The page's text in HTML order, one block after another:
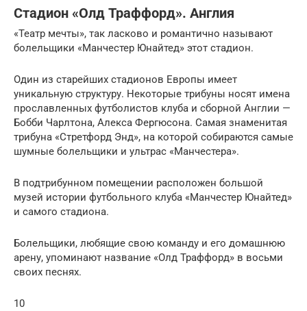
Стадион «Олд Траффорд». Англия
«Театр мечты», так ласково и романтично называют
болельщики «Манчестер Юнайтед» этот стадион.
Один из старейших стадионов Европы имеет
уникальную структуру. Некоторые трибуны носят имена
прославленных футболистов клуба и сборной Англии —
Бобби Чарлтона, Алекса Фергюсона. Самая знаменитая
трибуна «Стретфорд Энд», на которой собираются самые
шумные болельщики и ультрас «Манчестера».
В подтрибунном помещении расположен большой
музей истории футбольного клуба «Манчестер Юнайтед»
и самого стадиона.
Болельщики, любящие свою команду и его домашнюю
арену, упоминают название «Олд Траффорд» в восьми
своих песнях.
10